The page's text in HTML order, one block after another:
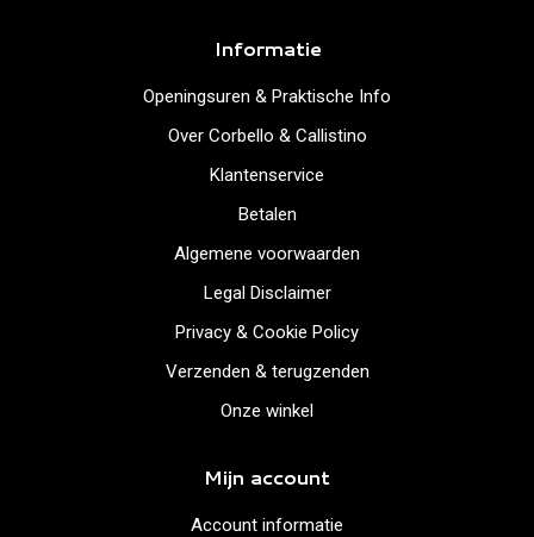
Informatie
Openingsuren & Praktische Info
Over Corbello & Callistino
Klantenservice
Betalen
Algemene voorwaarden
Legal Disclaimer
Privacy & Cookie Policy
Verzenden & terugzenden
Onze winkel
Mijn account
Account informatie